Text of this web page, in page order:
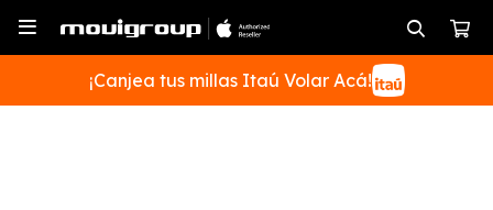

¡Canjea tus millas Itaú Volar Acá!